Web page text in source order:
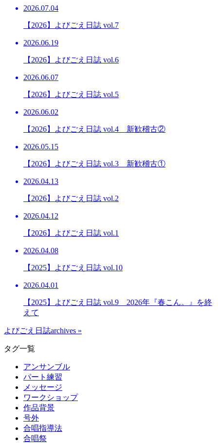
2026.07.04
【2026】よびごえ日誌 vol.7
2026.06.19
【2026】よびごえ日誌 vol.6
2026.06.07
【2026】よびごえ日誌 vol.5
2026.06.02
【2026】よびごえ日誌 vol.4 新歓稽古②
2026.05.15
【2026】よびごえ日誌 vol.3 新歓稽古①
2026.04.13
【2026】よびごえ日誌 vol.2
2026.04.12
【2026】よびごえ日誌 vol.1
2026.04.08
【2025】よびごえ日誌 vol.10
2026.04.01
【2025】よびごえ日誌 vol.9 2026年『春こん。』を終
えて
よびごえ日誌archives »
タグ一覧
アンサンブル
パート練習
メッセージ
ワークショップ
作品背景
号外
合唱指導法
合唱祭